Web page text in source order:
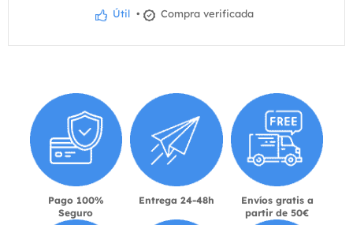
Útil • Compra verificada
Pago 100%
Seguro
Entrega 24-48h
Envíos gratis a
partir de 50€